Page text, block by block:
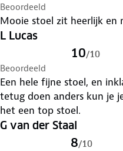
Beoordeeld
Mooie stoel zit heerlijk
L Lucas
10/10
Beoordeeld
Een hele fijne stoel, en
tetug doen anders kun je
het een top stoel.
G van der Staal
8/10